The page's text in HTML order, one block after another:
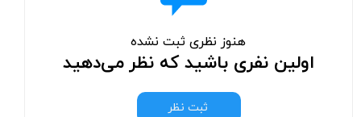
هنوز نظری ثبت نشده
اولین نفری باشید که نظر می‌دهید
ثبت نظر